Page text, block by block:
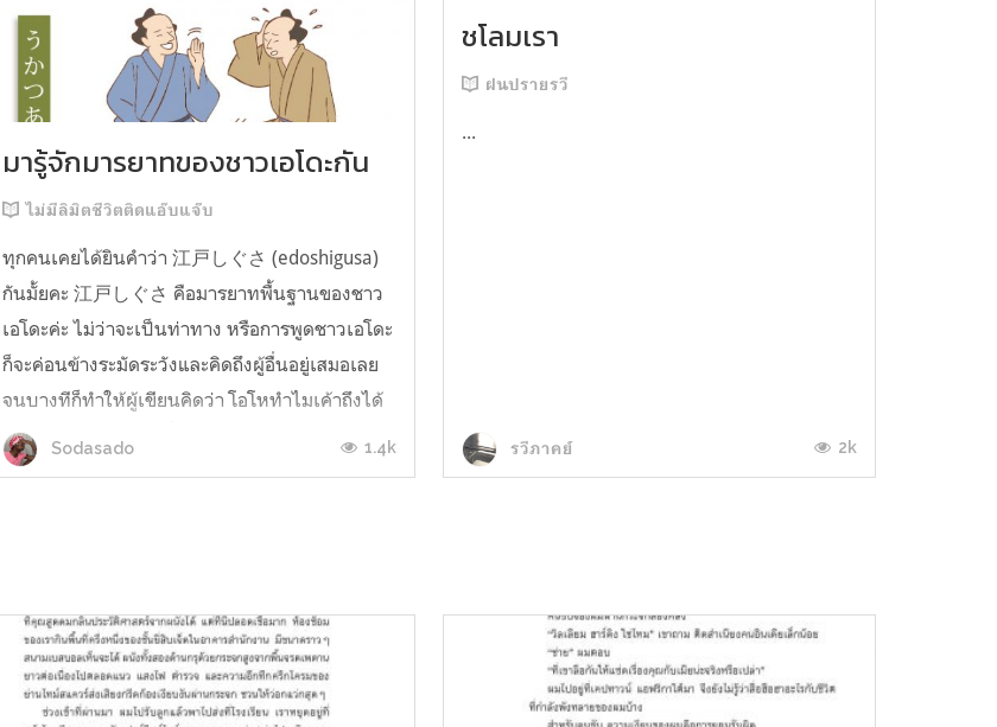
มารู้จักมารยาทของชาวเอโดะกัน
ไม่มีลิมิตชีวิตติดแอ๊บแจ๊บ
ทุกคนเคยได้ยินคำว่า 江戸しぐさ (edoshigusa)
กันมั้ยคะ 江戸しぐさ คือมารยาทพื้นฐานของชาว
เอโดะค่ะ ไม่ว่าจะเป็นท่าทาง หรือการพูดชาวเอโดะ
ก็จะค่อนข้างระมัดระวังและคิดถึงผู้อื่นอยู่เสมอเลย
จนบางทีก็ทำให้ผู้เขียนคิดว่า โอโหทำไมเค้าถึงได้
คิดถึงคนอื่นได้ขนาดนี้นะอยากรู้มั้ยคะว่าชาวเอโดะ
มารยาทดีขนาดไหน มาลองอ่านกันได้เ...
Sodasado 1.4k
ชโลมเรา
ฝนปรายรวี
...
รวีภาคย์ 2k